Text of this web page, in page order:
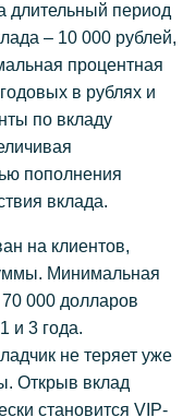
длительный период
– 10 000 рублей,
процентная
в рублях и
по вкладу
пополнения
вклада.
на клиентов,
Минимальная
000 долларов
и 3 года.
не теряет уже
Открыв вклад
становится VIP-